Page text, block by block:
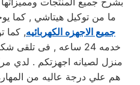
ما من توكيل هيتاشي , كما
جميع الاجهزه الكهربائيه, كما
خدمه 24 ساعه , فى
منزل لصيانه اجهزتكم . لدي
هم علي درجة عاليه من